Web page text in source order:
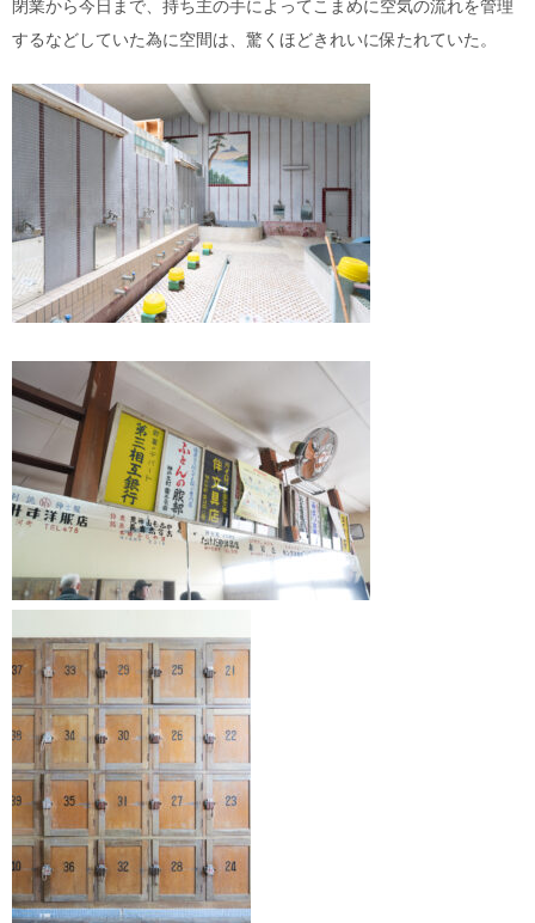
閉業から今日まで、持ち主の手によってこまめに空気の流れを管理
するなどしていた為に空間は、驚くほどきれいに保たれていた。